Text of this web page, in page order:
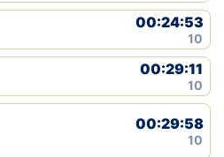
00:24:53
10
00:29:11
10
00:29:58
10